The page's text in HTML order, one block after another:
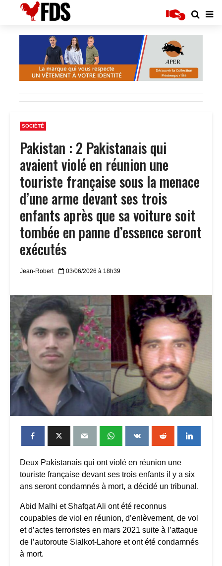
SOCIÉTÉ
Pakistan : 2 Pakistanais qui
avaient violé en réunion une
touriste française sous la menace
d’une arme devant ses trois
enfants après que sa voiture soit
tombée en panne d’essence seront
exécutés
Jean-Robert 03/06/2026 à 18h39
Deux Pakistanais qui ont violé en réunion une
touriste française devant ses trois enfants il y a six
ans seront condamnés à mort, a décidé un tribunal.
Abid Malhi et Shafqat Ali ont été reconnus
coupables de viol en réunion, d’enlèvement, de vol
et d’actes terroristes en mars 2021 suite à l’attaque
de l’autoroute Sialkot-Lahore et ont été condamnés
à mort.